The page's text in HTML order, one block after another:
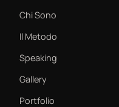
Chi Sono
Il Metodo
Speaking
Gallery
Portfolio